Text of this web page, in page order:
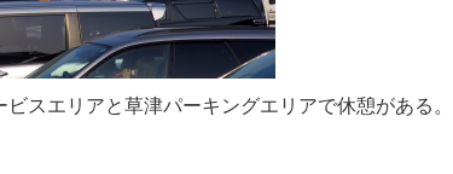
スエリアと草津パーキングエリアで休憩がある。